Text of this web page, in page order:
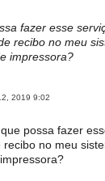
fazer esse
recibo no meu
impressora?
2019 9:02
possa fazer
no meu